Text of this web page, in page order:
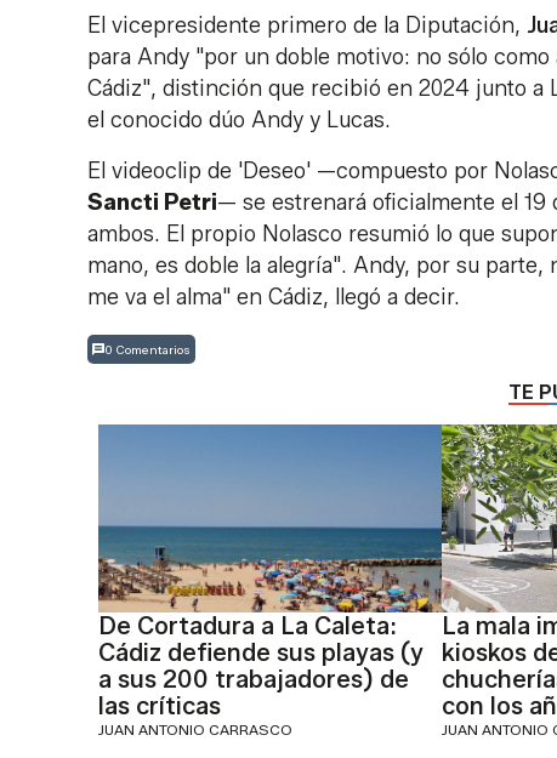
El vicepresidente primero de la Diputación,
para Andy "por un doble motivo: no sólo
Cádiz", distinción que recibió en 2024 junto a
el conocido dúo Andy y Lucas.
El videoclip de 'Deseo' —compuesto por
Sancti Petri— se estrenará oficialmente el 19
ambos. El propio Nolasco resumió lo que
mano, es doble la alegría". Andy, por su
me va el alma" en Cádiz, llegó a decir.
0 Comentarios
TE
De Cortadura a La Caleta:
Cádiz defiende sus playas (y
a sus 200 trabajadores) de
las críticas
JUAN ANTONIO CARRASCO
La mala
kioskos
con los
JUAN ANTONIO